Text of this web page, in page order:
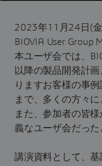
2023年11月24日(
BIOVIA User Group
本ユーザ会では、
以降の製品開発計
りますお客様の事
まで、多くの方々
また、参加者の皆
義なユーザ会だった
講演資料として、